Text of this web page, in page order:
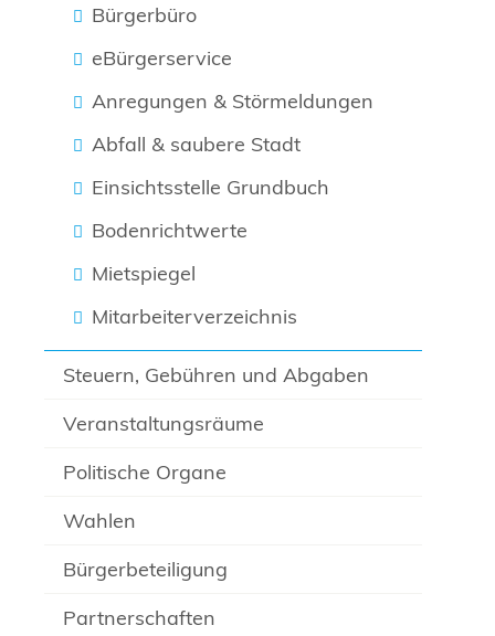
Bürgerbüro
eBürgerservice
Anregungen & Störmeldungen
Abfall & saubere Stadt
Einsichtsstelle Grundbuch
Bodenrichtwerte
Mietspiegel
Mitarbeiterverzeichnis
Steuern, Gebühren und Abgaben
Veranstaltungsräume
Politische Organe
Wahlen
Bürgerbeteiligung
Partnerschaften